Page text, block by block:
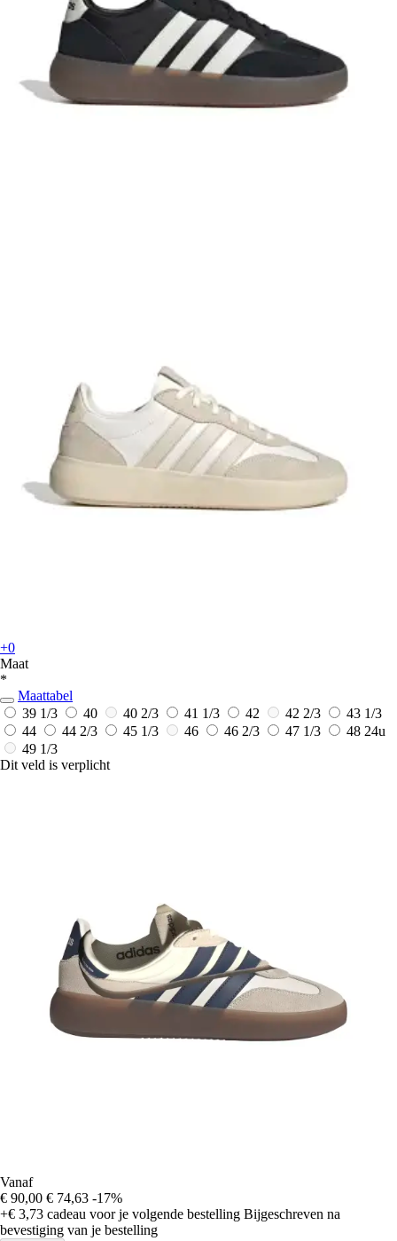
+0
Maat
*
Maattabel
39 1/3
40 40 2/3 41 1/3 42 42 2/3
43 1/3
44
44 2/3 45 1/3 46 46 2/3 47 1/3 48 24u
49 1/3
Dit veld is verplicht
Vanaf
€ 90,00 € 74,63 -17%
+€ 3,73 cadeau voor je volgende bestelling Bijgeschreven na
bevestiging van je bestelling